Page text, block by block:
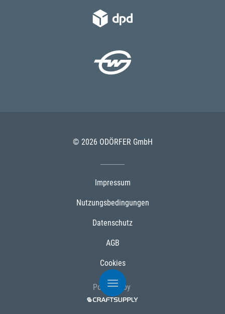
© 2026 ODÖRFER GmbH
Impressum
Nutzungsbedingungen
Datenschutz
AGB
Cookies
Powered by